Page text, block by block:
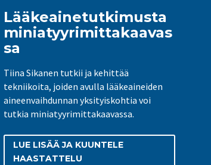
Lääkeainetutkimusta
miniatyyrimittakaavas
sa
Tiina Sikanen tutkii ja kehittää
tekniikoita, joiden avulla lääkeaineiden
aineenvaihdunnan yksityiskohtia voi
tutkia miniatyyrimittakaavassa.
LUE LISÄÄ JA KUUNTELE
HAASTATTELU